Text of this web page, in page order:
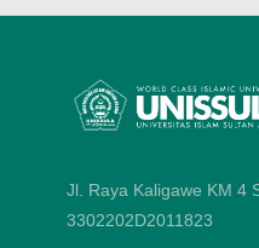
Jl. Raya Kaligawe KM 4
3302202D2011823